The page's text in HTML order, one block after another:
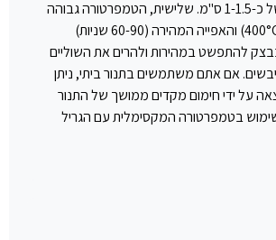
שוליים בעובי של כ-1-1.5 ס"מ. שלישית, הטמפרטורה גבוהה
במיוחד (מעל 400°C) והאפייה המהירה (60-90 שניות)
בבצק להתפשט במהירות ולהרים את השוליים
אם אתם משתמשים בתנור ביתי, ניתן
על ידי חימום מקדים ממושך של התנור
בטמפרטורה המקסימלית עם הגריל